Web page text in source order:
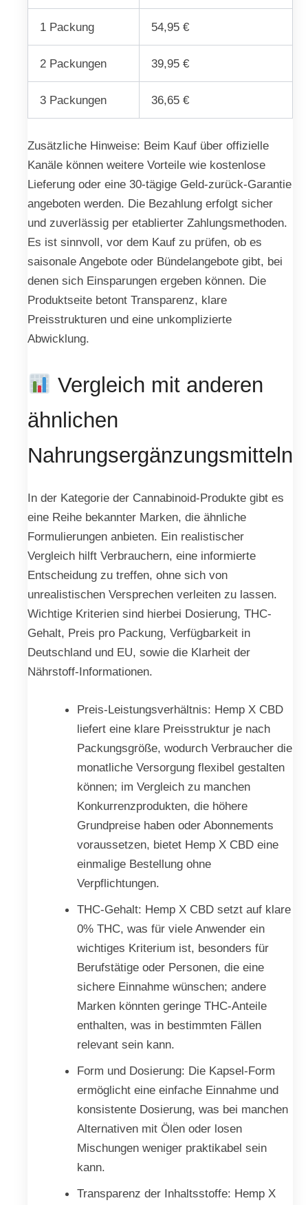
1 Packung 54,95 €
2 Packungen 39,95 €
3 Packungen 36,65 €
Zusätzliche Hinweise: Beim Kauf über offizielle
Kanäle können weitere Vorteile wie kostenlose
Lieferung oder eine 30-tägige Geld-zurück-Garantie
angeboten werden. Die Bezahlung erfolgt sicher
und zuverlässig per etablierter Zahlungsmethoden.
Es ist sinnvoll, vor dem Kauf zu prüfen, ob es
saisonale Angebote oder Bündelangebote gibt, bei
denen sich Einsparungen ergeben können. Die
Produktseite betont Transparenz, klare
Preisstrukturen und eine unkomplizierte
Abwicklung.
Vergleich mit anderen
ähnlichen
Nahrungsergänzungsmitteln
In der Kategorie der Cannabinoid-Produkte gibt es
eine Reihe bekannter Marken, die ähnliche
Formulierungen anbieten. Ein realistischer
Vergleich hilft Verbrauchern, eine informierte
Entscheidung zu treffen, ohne sich von
unrealistischen Versprechen verleiten zu lassen.
Wichtige Kriterien sind hierbei Dosierung, THC-
Gehalt, Preis pro Packung, Verfügbarkeit in
Deutschland und EU, sowie die Klarheit der
Nährstoff-Informationen.
Preis-Leistungsverhältnis: Hemp X CBD
liefert eine klare Preisstruktur je nach
Packungsgröße, wodurch Verbraucher die
monatliche Versorgung flexibel gestalten
können; im Vergleich zu manchen
Konkurrenzprodukten, die höhere
Grundpreise haben oder Abonnements
voraussetzen, bietet Hemp X CBD eine
einmalige Bestellung ohne
Verpflichtungen.
THC-Gehalt: Hemp X CBD setzt auf klare
0% THC, was für viele Anwender ein
wichtiges Kriterium ist, besonders für
Berufstätige oder Personen, die eine
sichere Einnahme wünschen; andere
Marken könnten geringe THC-Anteile
enthalten, was in bestimmten Fällen
relevant sein kann.
Form und Dosierung: Die Kapsel-Form
ermöglicht eine einfache Einnahme und
konsistente Dosierung, was bei manchen
Alternativen mit Ölen oder losen
Mischungen weniger praktikabel sein
kann.
Transparenz der Inhaltsstoffe: Hemp X